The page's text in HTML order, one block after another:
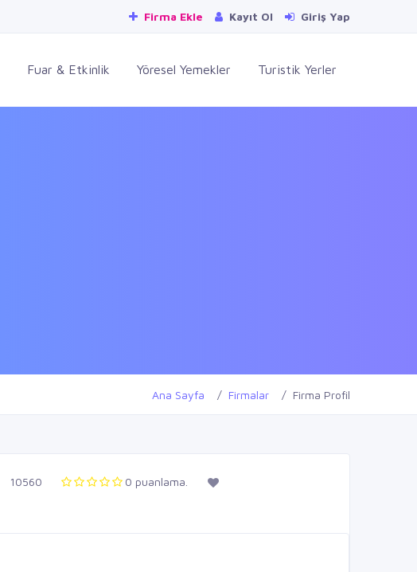
Firma Ekle Kayıt Ol Giriş Yap
Fuar & Etkinlik Yöresel Yemekler Turistik Yerler
Ana Sayfa Firmalar Firma Profil
10560 0 puanlama.